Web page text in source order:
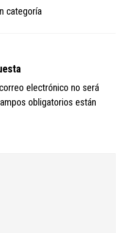
categoría
electrónico no será
obligatorios están